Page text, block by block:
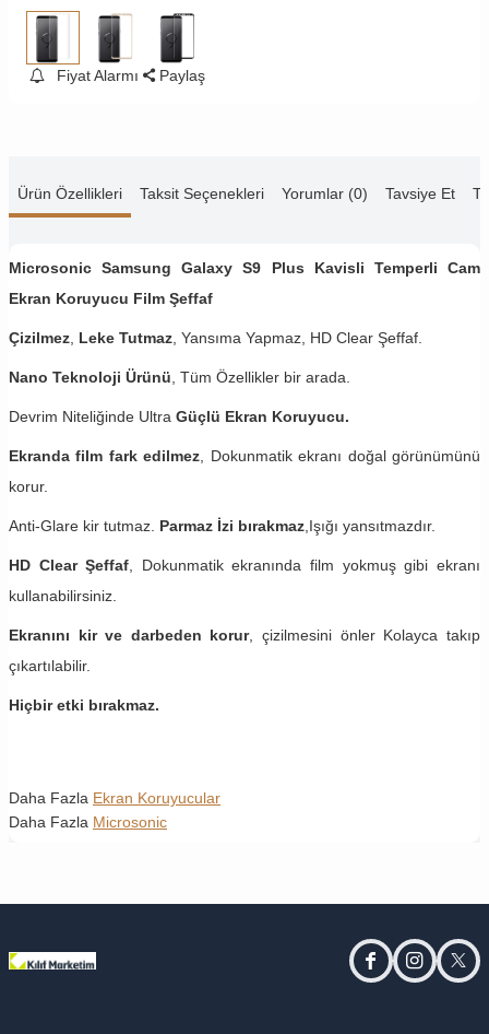
Fiyat Alarmı Paylaş
Ürün Özellikleri Taksit Seçenekleri Yorumlar (0) Tavsiye Et
Microsonic Samsung Galaxy S9 Plus Kavisli Temperli Cam
Ekran Koruyucu Film Şeffaf
Çizilmez Leke Tutmaz , Yansıma Yapmaz, HD Clear Şeffaf.
Nano Teknoloji Ürünü , Tüm Özellikler bir arada.
Devrim Niteliğinde Ultra Güçlü Ekran Koruyucu.
Ekranda film fark edilmez , Dokunmatik ekranı doğal görünümünü
korur.
Anti-Glare kir tutmaz. Parmaz İzi bırakmaz ,Işığı yansıtmazdır.
HD Clear Şeffaf , Dokunmatik ekranında film yokmuş gibi ekranı
kullanabilirsiniz.
Ekranını kir ve darbeden korur, çizilmesini önler Kolayca takıp
çıkartılabilir.
Hiçbir etki bırakmaz.
Daha Fazla Ekran Koruyucular
Daha Fazla Microsonic
facebookinstagram